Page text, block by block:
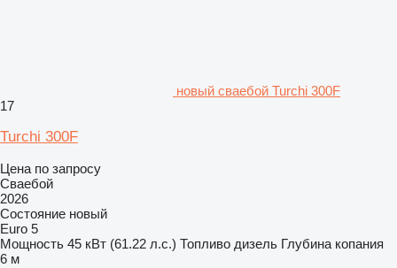
новый сваебой Turchi 300F
17
Turchi 300F
Цена по запросу
Сваебой
2026
Состояние новый
Euro 5
Мощность 45 кВт (61.22 л.с.) Топливо дизель Глубина копания
6 м